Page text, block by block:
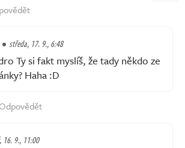
středa, 17. 9., 6:48
Ty si fakt myslíš, že tady někdo ze
Haha :D
Odpovědět
16. 9., 11:00